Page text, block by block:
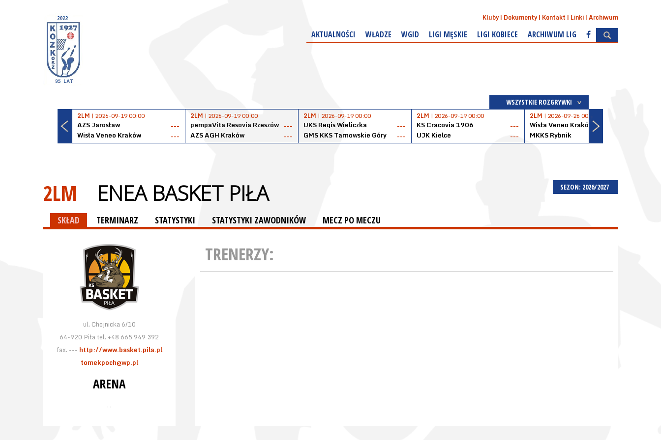
Kluby Dokumenty Kontakt Linki Archiwum
AKTUALNOŚCI WŁADZE WGID LIGI MĘSKIE LIGI KOBIECE ARCHIWUM LIG
WSZYSTKIE ROZGRYWKI
2LM | 2026-09-19 00:00
AZS Jarosław
---
Wisła Veneo Kraków
---
2LM | 2026-09-19 00:00
pempaVita Resovia Rzeszów ---
AZS AGH Kraków
---
2LM | 2026-09-19 00:00
UKS Regis Wieliczka
---
GMS KKS Tarnowskie Góry
---
2LM | 2026-09-19 00:00
KS Cracovia 1906
---
UJK Kielce
---
2LM | 2026-09-26 00:00
Wisła Veneo Kraków
MKKS Rybnik
SEZON: 2026/2027
2LM ENEA BASKET PIŁA
SKŁAD TERMINARZ STATYSTYKI STATYSTYKI ZAWODNIKÓW MECZ PO MECZU
ul. Chojnicka 6/10
64-920 Piła tel. +48 665 949 392
fax. --- http://www.basket.pila.pl
tomekpoch@wp.pl
ARENA
, ,
TRENERZY: